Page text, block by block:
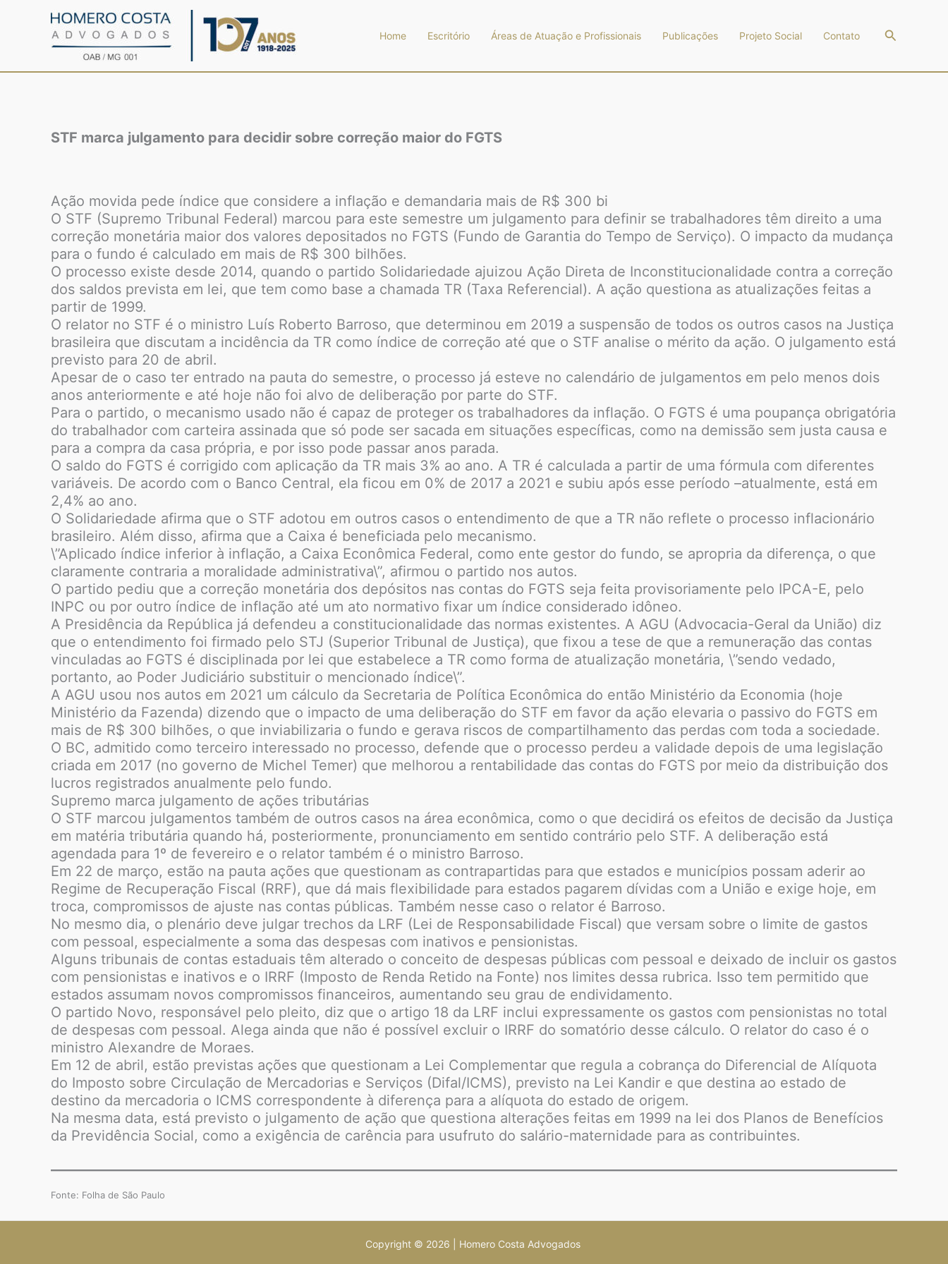
Home Escritório Áreas de Atuação e Profissionais Publicações Projeto Social Contato Pesquisar
STF marca julgamento para decidir sobre correção maior do FGTS
Ação movida pede índice que considere a inflação e demandaria mais de R$ 300 bi
O STF (Supremo Tribunal Federal) marcou para este semestre um julgamento para definir se trabalhadores têm direito a uma
correção monetária maior dos valores depositados no FGTS (Fundo de Garantia do Tempo de Serviço). O impacto da mudança
para o fundo é calculado em mais de R$ 300 bilhões.
O processo existe desde 2014, quando o partido Solidariedade ajuizou Ação Direta de Inconstitucionalidade contra a correção
dos saldos prevista em lei, que tem como base a chamada TR (Taxa Referencial). A ação questiona as atualizações feitas a
partir de 1999.
O relator no STF é o ministro Luís Roberto Barroso, que determinou em 2019 a suspensão de todos os outros casos na Justiça
brasileira que discutam a incidência da TR como índice de correção até que o STF analise o mérito da ação. O julgamento está
previsto para 20 de abril.
Apesar de o caso ter entrado na pauta do semestre, o processo já esteve no calendário de julgamentos em pelo menos dois
anos anteriormente e até hoje não foi alvo de deliberação por parte do STF.
Para o partido, o mecanismo usado não é capaz de proteger os trabalhadores da inflação. O FGTS é uma poupança obrigatória
do trabalhador com carteira assinada que só pode ser sacada em situações específicas, como na demissão sem justa causa e
para a compra da casa própria, e por isso pode passar anos parada.
O saldo do FGTS é corrigido com aplicação da TR mais 3% ao ano. A TR é calculada a partir de uma fórmula com diferentes
variáveis. De acordo com o Banco Central, ela ficou em 0% de 2017 a 2021 e subiu após esse período –atualmente, está em
2,4% ao ano.
O Solidariedade afirma que o STF adotou em outros casos o entendimento de que a TR não reflete o processo inflacionário
brasileiro. Além disso, afirma que a Caixa é beneficiada pelo mecanismo.
\”Aplicado índice inferior à inflação, a Caixa Econômica Federal, como ente gestor do fundo, se apropria da diferença, o que
claramente contraria a moralidade administrativa\”, afirmou o partido nos autos.
O partido pediu que a correção monetária dos depósitos nas contas do FGTS seja feita provisoriamente pelo IPCA-E, pelo
INPC ou por outro índice de inflação até um ato normativo fixar um índice considerado idôneo.
A Presidência da República já defendeu a constitucionalidade das normas existentes. A AGU (Advocacia-Geral da União) diz
que o entendimento foi firmado pelo STJ (Superior Tribunal de Justiça), que fixou a tese de que a remuneração das contas
vinculadas ao FGTS é disciplinada por lei que estabelece a TR como forma de atualização monetária, \”sendo vedado,
portanto, ao Poder Judiciário substituir o mencionado índice\”.
A AGU usou nos autos em 2021 um cálculo da Secretaria de Política Econômica do então Ministério da Economia (hoje
Ministério da Fazenda) dizendo que o impacto de uma deliberação do STF em favor da ação elevaria o passivo do FGTS em
mais de R$ 300 bilhões, o que inviabilizaria o fundo e gerava riscos de compartilhamento das perdas com toda a sociedade.
O BC, admitido como terceiro interessado no processo, defende que o processo perdeu a validade depois de uma legislação
criada em 2017 (no governo de Michel Temer) que melhorou a rentabilidade das contas do FGTS por meio da distribuição dos
lucros registrados anualmente pelo fundo.
Supremo marca julgamento de ações tributárias
O STF marcou julgamentos também de outros casos na área econômica, como o que decidirá os efeitos de decisão da Justiça
em matéria tributária quando há, posteriormente, pronunciamento em sentido contrário pelo STF. A deliberação está
agendada para 1º de fevereiro e o relator também é o ministro Barroso.
Em 22 de março, estão na pauta ações que questionam as contrapartidas para que estados e municípios possam aderir ao
Regime de Recuperação Fiscal (RRF), que dá mais flexibilidade para estados pagarem dívidas com a União e exige hoje, em
troca, compromissos de ajuste nas contas públicas. Também nesse caso o relator é Barroso.
No mesmo dia, o plenário deve julgar trechos da LRF (Lei de Responsabilidade Fiscal) que versam sobre o limite de gastos
com pessoal, especialmente a soma das despesas com inativos e pensionistas.
Alguns tribunais de contas estaduais têm alterado o conceito de despesas públicas com pessoal e deixado de incluir os gastos
com pensionistas e inativos e o IRRF (Imposto de Renda Retido na Fonte) nos limites dessa rubrica. Isso tem permitido que
estados assumam novos compromissos financeiros, aumentando seu grau de endividamento.
O partido Novo, responsável pelo pleito, diz que o artigo 18 da LRF inclui expressamente os gastos com pensionistas no total
de despesas com pessoal. Alega ainda que não é possível excluir o IRRF do somatório desse cálculo. O relator do caso é o
ministro Alexandre de Moraes.
Em 12 de abril, estão previstas ações que questionam a Lei Complementar que regula a cobrança do Diferencial de Alíquota
do Imposto sobre Circulação de Mercadorias e Serviços (Difal/ICMS), previsto na Lei Kandir e que destina ao estado de
destino da mercadoria o ICMS correspondente à diferença para a alíquota do estado de origem.
Na mesma data, está previsto o julgamento de ação que questiona alterações feitas em 1999 na lei dos Planos de Benefícios
da Previdência Social, como a exigência de carência para usufruto do salário-maternidade para as contribuintes.
Fonte: Folha de São Paulo
Copyright © 2026 | Homero Costa Advogados